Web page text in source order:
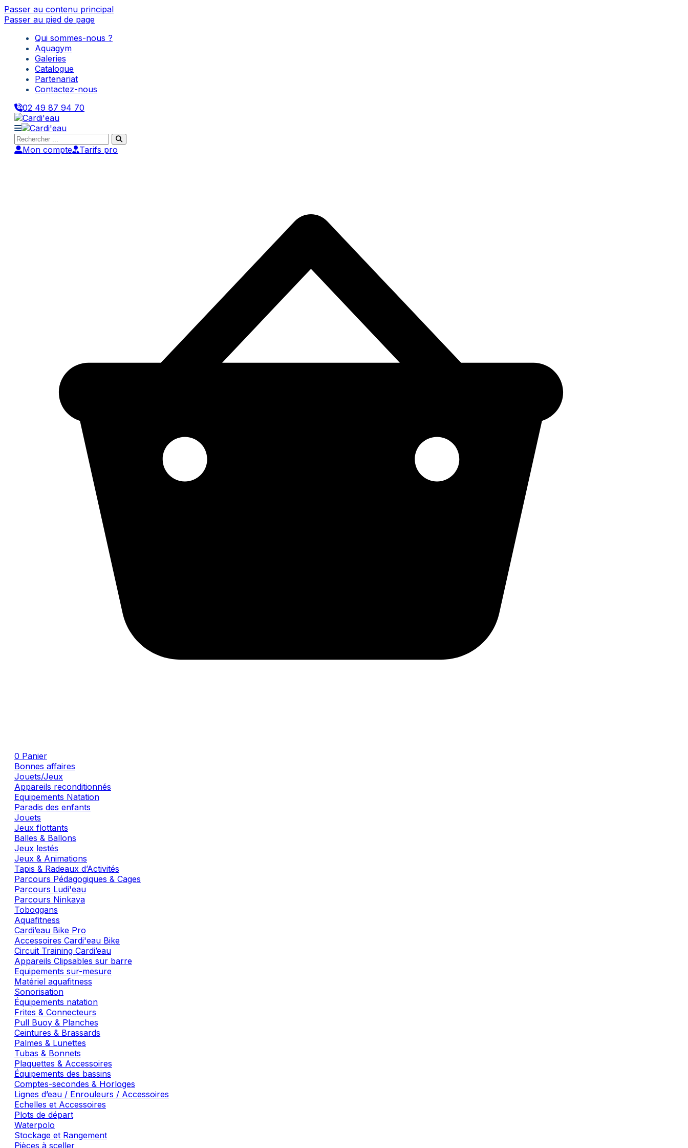
Passer au contenu principal
Passer au pied de page
Qui sommes-nous ?
Aquagym
Galeries
Catalogue
Partenariat
Contactez-nous
02 49 87 94 70
Rechercher
Mon compte
Tarifs pro
0 Panier
Bonnes affaires
Jouets/Jeux
Appareils reconditionnés
Equipements Natation
Paradis des enfants
Jouets
Jeux flottants
Balles & Ballons
Jeux lestés
Jeux & Animations
Tapis & Radeaux d’Activités
Parcours Pédagogiques & Cages
Parcours Ludi'eau
Parcours Ninkaya
Toboggans
Aquafitness
Cardi’eau Bike Pro
Accessoires Cardi'eau Bike
Circuit Training Cardi’eau
Appareils Clipsables sur barre
Equipements sur-mesure
Matériel aquafitness
Sonorisation
Équipements natation
Frites & Connecteurs
Pull Buoy & Planches
Ceintures & Brassards
Palmes & Lunettes
Tubas & Bonnets
Plaquettes & Accessoires
Équipements des bassins
Comptes-secondes & Horloges
Lignes d’eau / Enrouleurs / Accessoires
Echelles et Accessoires
Plots de départ
Waterpolo
Stockage et Rangement
Pièces à sceller